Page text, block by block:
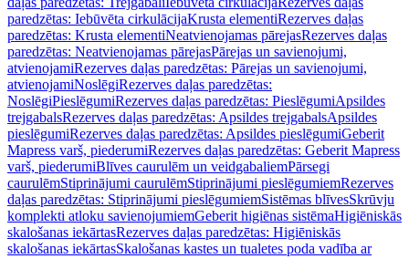
paredzētas: Iebūvēta cirkulācijaKrusta elementiRezerves daļas
paredzētas: Krusta elementiNeatvienojamas pārejasRezerves daļas
paredzētas: Neatvienojamas pārejasPārejas un savienojumi,
atvienojamiRezerves daļas paredzētas: Pārejas un savienojumi,
atvienojamiNoslēgiRezerves daļas paredzētas:
NoslēgiPieslēgumiRezerves daļas paredzētas: PieslēgumiApsildes
trejgabalsRezerves daļas paredzētas: Apsildes trejgabalsApsildes
pieslēgumiRezerves daļas paredzētas: Apsildes pieslēgumiGeberit
Mapress varš, piederumiRezerves daļas paredzētas: Geberit Mapress
varš, piederumiBlīves caurulēm un veidgabaliemPārsegi
caurulēmStiprinājumi caurulēmStiprinājumi pieslēgumiemRezerves
daļas paredzētas: Stiprinājumi pieslēgumiemSistēmas blīvesSkrūvju
komplekti atloku savienojumiemGeberit higiēnas sistēmaHigiēniskās
skalošanas iekārtasRezerves daļas paredzētas: Higiēniskās
skalošanas iekārtasSkalošanas kastes un tualetes poda vadība ar